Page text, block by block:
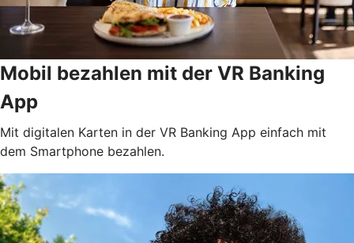
Mobil bezahlen mit der VR Banking
App
Mit digitalen Karten in der VR Banking App einfach mit
dem Smartphone bezahlen.